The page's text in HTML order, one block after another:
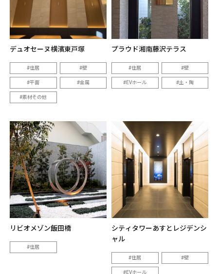
デュオセーヌ横濱東戸塚
住居 壁
平面 金属
素材その他
プラウド湘南藤沢テラス
住居 壁
EVホール 土・陶
リビオメゾン飯田橋
住居
シティタワーあすとレジデンシ
ャル
住居 壁
EVホール